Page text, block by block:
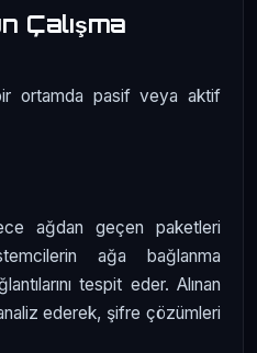
Çalışma
ortamda pasif veya aktif
ağdan geçen paketleri
ağa bağlanma
tespit eder. Alınan
ederek, şifre çözümleri